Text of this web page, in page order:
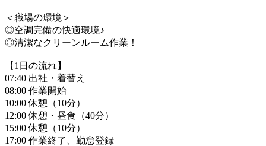
＜職場の環境＞
◎空調完備の快適環境♪
◎清潔なクリーンルーム作業！
【1日の流れ】
07:40 出社・着替え
08:00 作業開始
10:00 休憩（10分）
12:00 休憩・昼食（40分）
15:00 休憩（10分）
17:00 作業終了、勤怠登録